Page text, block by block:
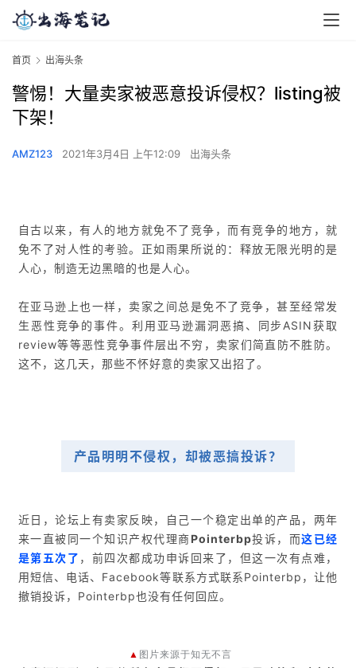
首页 出海头条
警惕！大量卖家被恶意投诉侵权？listing被
下架！
AMZ123 2021年3月4日 上午12:09 出海头条
自古以来，有人的地方就免不了竞争，而有竞争的地方，就
免不了对人性的考验。正如雨果所说的：释放无限光明的是
人心，制造无边黑暗的也是人心。
在亚马逊上也一样，卖家之间总是免不了竞争，甚至经常发
生恶性竞争的事件。利用亚马逊漏洞恶搞、同步ASIN获取
review等等恶性竞争事件层出不穷，卖家们简直防不胜防。
这不，这几天，那些不怀好意的卖家又出招了。
产品明明不侵权，却被恶搞投诉？
近日，论坛上有卖家反映，自己一个稳定出单的产品，两年
来一直被同一个知识产权代理商Pointerbp投诉，而这已经
是第五次了 ，前四次都成功申诉回来了，但这一次有点难，
用短信、电话、Facebook等联系方式联系Pointerbp，让他
撤销投诉，Pointerbp也没有任何回应。
▲ 图片来源于知无不言